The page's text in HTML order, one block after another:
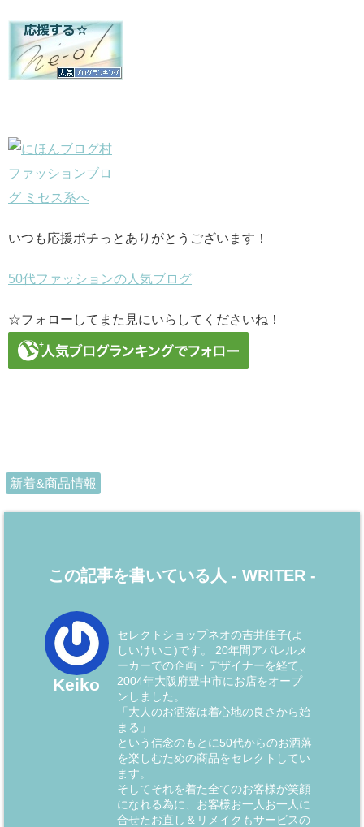
いつも応援ポチっとありがとうございます！
50代ファッションの人気ブログ
☆フォローしてまた見にいらしてくださいね！
新着&商品情報
この記事を書いている人 - WRITER -
Keiko
セレクトショップネオの吉井佳子(よ
しいけいこ)です。 20年間アパレルメ
ーカーでの企画・デザイナーを経て、
2004年大阪府豊中市にお店をオープ
ンしました。
「大人のお洒落は着心地の良さから始
まる」
という信念のもとに50代からのお洒落
を楽しむための商品をセレクトしてい
ます。
そしてそれを着た全てのお客様が笑顔
になれる為に、お客様お一人お一人に
合せたお直し＆リメイクもサービスの